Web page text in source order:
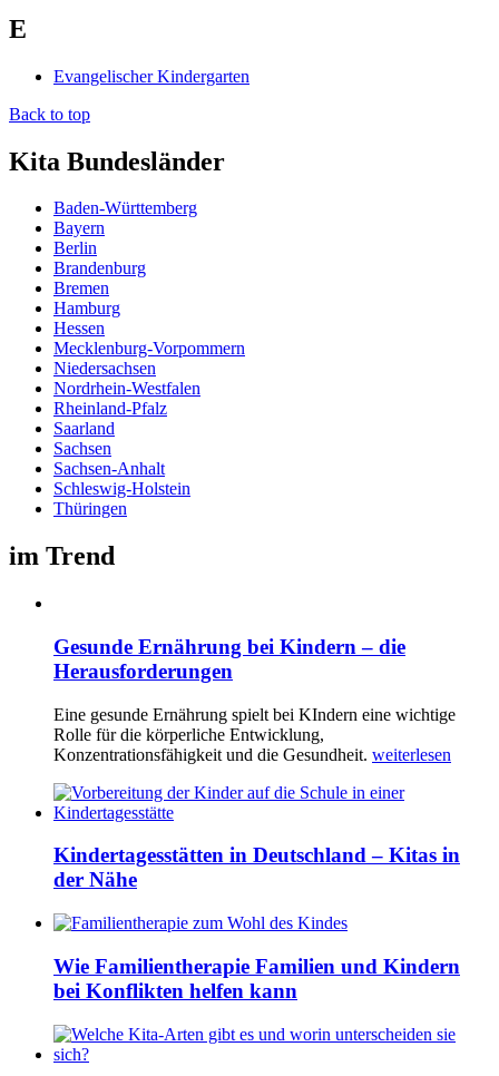
E
Evangelischer Kindergarten
Back to top
Kita Bundesländer
Baden-Württemberg
Bayern
Berlin
Brandenburg
Bremen
Hamburg
Hessen
Mecklenburg-Vorpommern
Niedersachsen
Nordrhein-Westfalen
Rheinland-Pfalz
Saarland
Sachsen
Sachsen-Anhalt
Schleswig-Holstein
Thüringen
im Trend
Gesunde Ernährung bei Kindern – die
Herausforderungen
Eine gesunde Ernährung spielt bei KIndern eine wichtige
Rolle für die körperliche Entwicklung,
Konzentrationsfähigkeit und die Gesundheit. weiterlesen
Kindertagesstätten in Deutschland – Kitas in
der Nähe
Wie Familientherapie Familien und Kindern
bei Konflikten helfen kann